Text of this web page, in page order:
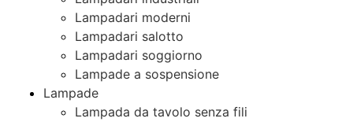
Lampadari moderni
Lampadari salotto
Lampadari soggiorno
Lampade a sospensione
Lampade
Lampada da tavolo senza fili